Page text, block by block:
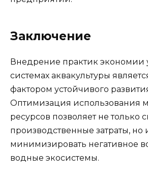
Заключение
Внедрение практик экономии
системах аквакультуры
фактором устойчивого
Оптимизация использования
ресурсов позволяет не только
производственные затраты, но
минимизировать негативное
водные экосистемы.